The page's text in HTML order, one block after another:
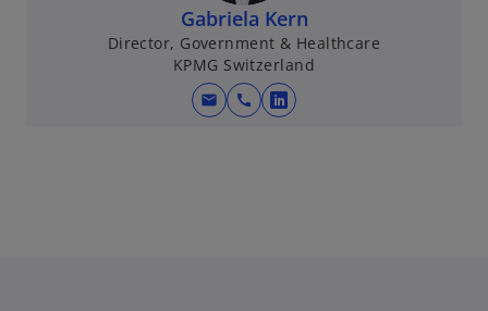
a
n
s
u
Gabriela Kern
Director, Government & Healthcare
KPMG Switzerland
mail call
s